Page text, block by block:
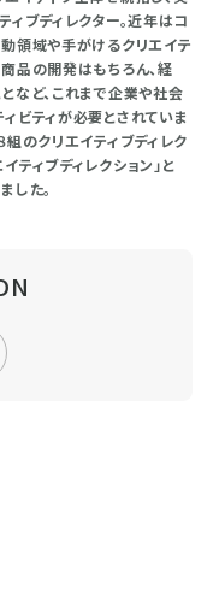
ィブディレクター。近年はコ
領域や手がけるクリエイテ
品の開発はもちろん、経
など、これまで企業や社会
ビティが必要とされていま
組のクリエイティブディレク
ティブディレクション」と
した。